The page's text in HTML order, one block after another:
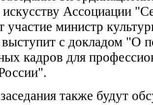
искусству Ассоциации
участие министр
с докладом "О
кадров для
также будут